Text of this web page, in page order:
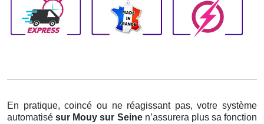
En pratique, coincé ou ne réagissant pas, votre système
automatisésur Mouy sur Seine n’assurera plus sa fonction